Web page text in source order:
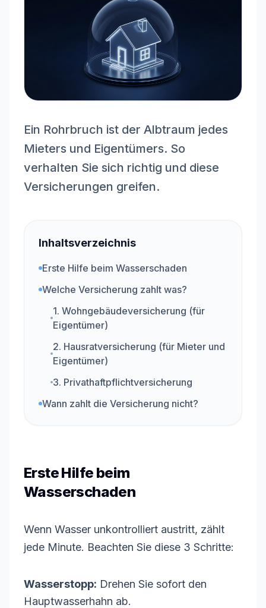
Ein Rohrbruch ist der Albtraum jedes
Mieters und Eigentümers. So
verhalten Sie sich richtig und diese
Versicherungen greifen.
Inhaltsverzeichnis
Erste Hilfe beim Wasserschaden
Welche Versicherung zahlt was?
1. Wohngebäudeversicherung (für
Eigentümer)
2. Hausratversicherung (für Mieter und
Eigentümer)
3. Privathaftpflichtversicherung
Wann zahlt die Versicherung nicht?
Erste Hilfe beim
Wasserschaden
Wenn Wasser unkontrolliert austritt, zählt
jede Minute. Beachten Sie diese 3 Schritte:
Wasserstopp: Drehen Sie sofort den
Hauptwasserhahn ab.